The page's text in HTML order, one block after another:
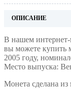
ОПИСАНИЕ
В нашем
вы можете купить
2005 году,
Место выпуска:
Монета сделана